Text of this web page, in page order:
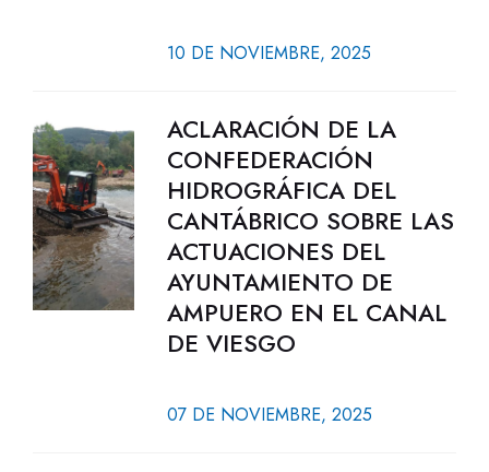
10 DE NOVIEMBRE, 2025
ACLARACIÓN DE LA
CONFEDERACIÓN
HIDROGRÁFICA DEL
CANTÁBRICO SOBRE LAS
ACTUACIONES DEL
AYUNTAMIENTO DE
AMPUERO EN EL CANAL
DE VIESGO
07 DE NOVIEMBRE, 2025